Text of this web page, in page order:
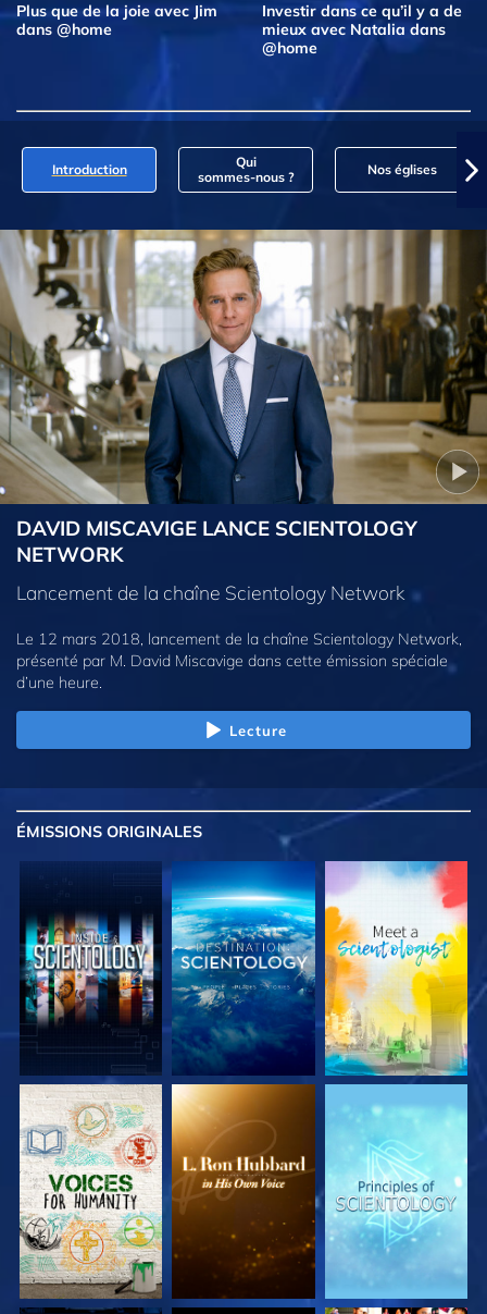
Plus que de la joie avec Jim
dans @home
Investir dans ce qu’il y a de
mieux avec Natalia dans
@home
Introduction
Qui
sommes‑nous ?
Nos églises
DAVID MISCAVIGE LANCE SCIENTOLOGY
NETWORK
Lancement de la chaîne Scientology Network
Le 12 mars 2018, lancement de la chaîne Scientology Network,
présenté par M. David Miscavige dans cette émission spéciale
d’une heure.
Lecture
ÉMISSIONS ORIGINALES
DÉCOUVRIR LES
SÉRIES
DÉCOUVRIR LES
SÉRIES
DÉCOUVRIR LES
SÉRIES